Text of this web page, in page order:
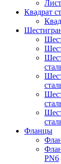
Квадрат
Фланцы
PN6